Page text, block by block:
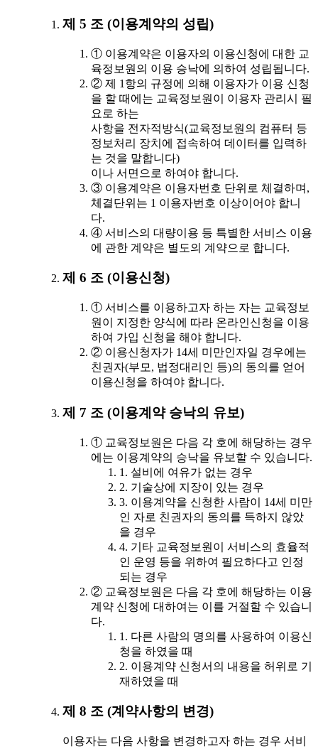
제 5 조 (이용계약의 성립)
① 이용계약은 이용자의 이용신청에 대한 교
육정보원의 이용 승낙에 의하여 성립됩니다.
② 제 1항의 규정에 의해 이용자가 이용 신청
을 할 때에는 교육정보원이 이용자 관리시 필
요로 하는
사항을 전자적방식(교육정보원의 컴퓨터 등
정보처리 장치에 접속하여 데이터를 입력하
는 것을 말합니다)
이나 서면으로 하여야 합니다.
③ 이용계약은 이용자번호 단위로 체결하며,
체결단위는 1 이용자번호 이상이어야 합니
다.
④ 서비스의 대량이용 등 특별한 서비스 이용
에 관한 계약은 별도의 계약으로 합니다.
제 6 조 (이용신청)
① 서비스를 이용하고자 하는 자는 교육정보
원이 지정한 양식에 따라 온라인신청을 이용
하여 가입 신청을 해야 합니다.
② 이용신청자가 14세 미만인자일 경우에는
친권자(부모, 법정대리인 등)의 동의를 얻어
이용신청을 하여야 합니다.
제 7 조 (이용계약 승낙의 유보)
① 교육정보원은 다음 각 호에 해당하는 경우
에는 이용계약의 승낙을 유보할 수 있습니다.
1. 설비에 여유가 없는 경우
2. 기술상에 지장이 있는 경우
3. 이용계약을 신청한 사람이 14세 미만
인 자로 친권자의 동의를 득하지 않았
을 경우
4. 기타 교육정보원이 서비스의 효율적
인 운영 등을 위하여 필요하다고 인정
되는 경우
② 교육정보원은 다음 각 호에 해당하는 이용
계약 신청에 대하여는 이를 거절할 수 있습니
다.
1. 다른 사람의 명의를 사용하여 이용신
청을 하였을 때
2. 이용계약 신청서의 내용을 허위로 기
재하였을 때
제 8 조 (계약사항의 변경)
이용자는 다음 사항을 변경하고자 하는 경우 서비